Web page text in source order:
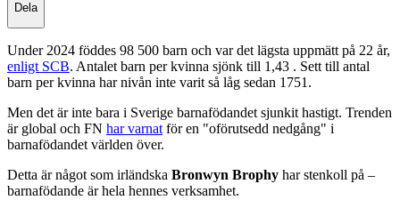
Dela
Under 2024 föddes 98 500 barn och var det lägsta uppmätt på 22 år,
enligt SCB. Antalet barn per kvinna sjönk till 1,43 . Sett till antal
barn per kvinna har nivån inte varit så låg sedan 1751.
Men det är inte bara i Sverige barnafödandet sjunkit hastigt. Trenden
är global och FN har varnatför en "oförutsedd nedgång" i
barnafödandet världen över.
Detta är något som irländska Bronwyn Brophy har stenkoll på –
barnafödande är hela hennes verksamhet.